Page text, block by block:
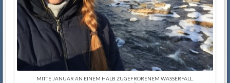
MITTE JANUAR AN EINEM HALB ZUGEFRORENEM WASSERFALL.